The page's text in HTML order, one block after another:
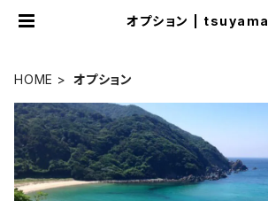
オプション | tsuyama
HOME オプション